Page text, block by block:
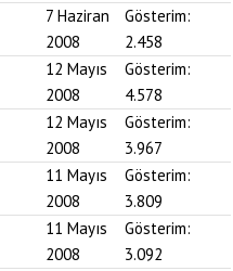
7 Haziran
2008
Gösterim:
2.458
12 Mayıs
2008
Gösterim:
4.578
12 Mayıs
2008
Gösterim:
3.967
11 Mayıs
2008
Gösterim:
3.809
11 Mayıs
2008
Gösterim:
3.092